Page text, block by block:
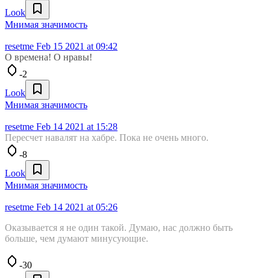
Look
Мнимая значимость
resetme Feb 15 2021 at 09:42
О времена! О нравы!
-2
Look
Мнимая значимость
resetme Feb 14 2021 at 15:28
Пересчет навалят на хабре. Пока не очень много.
-8
Look
Мнимая значимость
resetme Feb 14 2021 at 05:26
Оказывается я не один такой. Думаю, нас должно быть
больше, чем думают минусующие.
-30